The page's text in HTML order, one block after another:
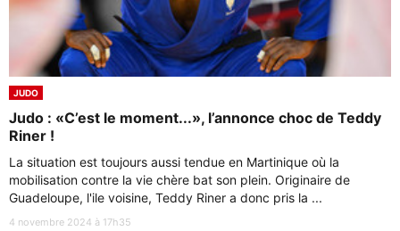
JUDO
Judo : «C’est le moment...», l’annonce choc de Teddy
Riner !
La situation est toujours aussi tendue en Martinique où la
mobilisation contre la vie chère bat son plein. Originaire de
Guadeloupe, l'ile voisine, Teddy Riner a donc pris la ...
4 novembre 2024 à 17h35